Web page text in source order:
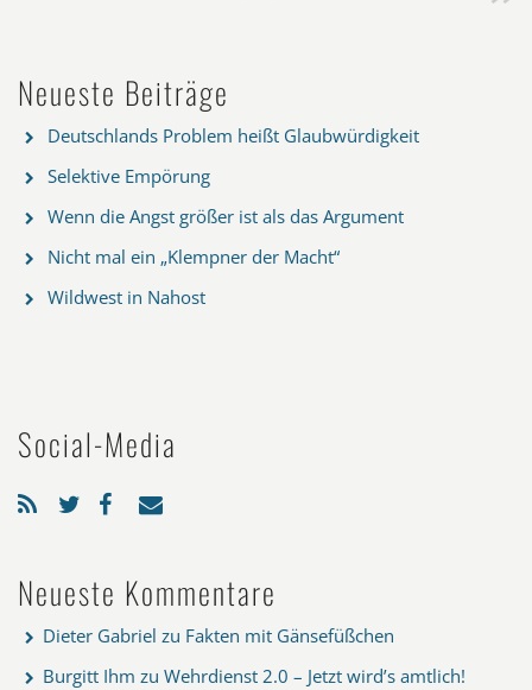
Neueste Beiträge
Deutschlands Problem heißt Glaubwürdigkeit
Selektive Empörung
Wenn die Angst größer ist als das Argument
Nicht mal ein „Klempner der Macht“
Wildwest in Nahost
Social-Media
Neueste Kommentare
Dieter Gabriel zu Fakten mit Gänsefüßchen
Burgitt Ihm zu Wehrdienst 2.0 – Jetzt wird’s amtlich!